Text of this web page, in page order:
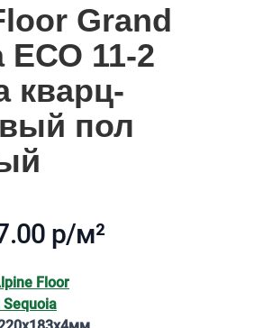
Grand
ЕСО 11-2
кварц-
пол
р/м²
Floor
Sequoia